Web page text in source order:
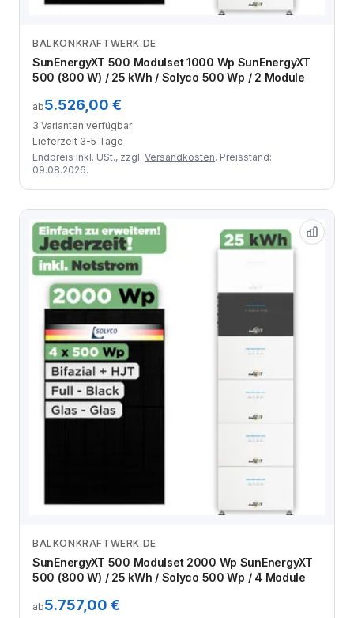
Zum Angebot
BALKONKRAFTWERK.DE
SunEnergyXT 500 Modulset 1000 Wp SunEnergyXT
500 (800 W) / 25 kWh / Solyco 500 Wp / 2 Module
ab5.526,00 €
3 Varianten verfügbar
Lieferzeit 3-5 Tage
Endpreis inkl. USt., zzgl. Versandkosten. Preisstand:
09.08.2026.
Zum Angebot
BALKONKRAFTWERK.DE
SunEnergyXT 500 Modulset 2000 Wp SunEnergyXT
500 (800 W) / 25 kWh / Solyco 500 Wp / 4 Module
ab5.757,00 €